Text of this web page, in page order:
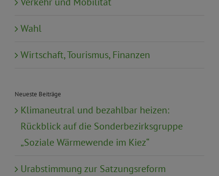
Wahl
Wirtschaft, Tourismus, Finanzen
Neueste Beiträge
Klimaneutral und bezahlbar heizen:
Rückblick auf die Sonderbezirksgruppe
„Soziale Wärmewende im Kiez“
Urabstimmung zur Satzungsreform